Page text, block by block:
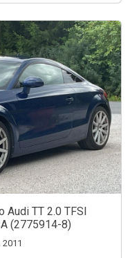
Audi TT 2.0 TFSI
(2775914-8)